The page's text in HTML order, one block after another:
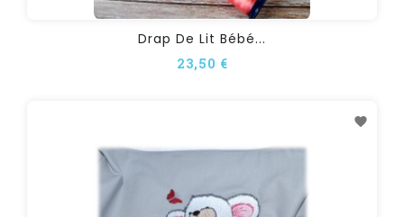
Drap De Lit Bébé...
23,50 €